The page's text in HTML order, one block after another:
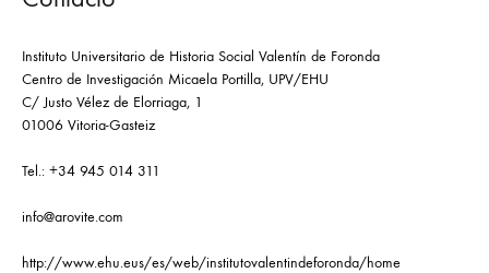
Instituto Universitario de Historia Social Valentín de Foronda
Centro de Investigación Micaela Portilla, UPV/EHU
C/ Justo Vélez de Elorriaga, 1
01006 Vitoria-Gasteiz
Tel.: +34 945 014 311
info@arovite.com
http://www.ehu.eus/es/web/institutovalentindeforonda/home